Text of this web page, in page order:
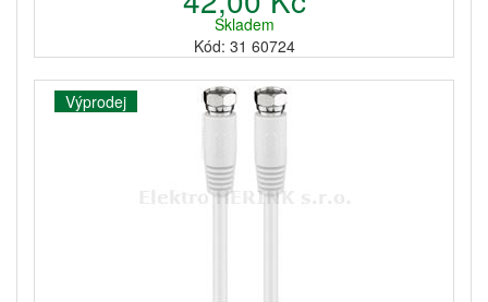
Skladem
Kód: 31 60724
Výprodej